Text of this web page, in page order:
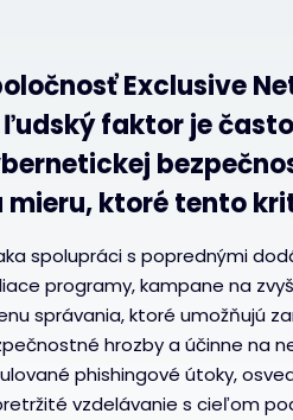
Exclusive
ľudský faktor je
mieru, ktoré tento
spolupráci s poprednými
programy, kampane na
správania, ktoré umožňujú
hrozby a účinne na
phishingové útoky,
vzdelávanie s cieľom